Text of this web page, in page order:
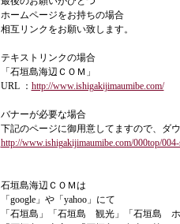
ホームページをお持ちの場合
相互リンクをお願い致します。
テキストリンクの場合
「石垣島海辺ＣＯＭ」
URL ： http://www.ishigakijimaumibe.com/
バナーが必要な場合
下記のページに御用意してますので、ダ
http://www.ishigakijimaumibe.com/000top/
石垣島海辺ＣＯＭは
「google」や「yahoo」にて
「石垣島」「石垣島 観光」「石垣島 ホ